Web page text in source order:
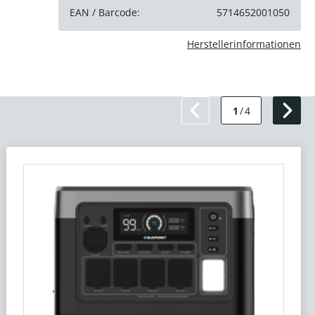
EAN / Barcode:
5714652001050
Herstellerinformationen
1 /4